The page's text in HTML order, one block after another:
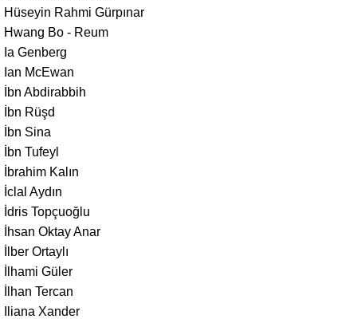
Hüseyin Rahmi Gürpınar
Hwang Bo - Reum
Ia Genberg
Ian McEwan
İbn Abdirabbih
İbn Rüşd
İbn Sina
İbn Tufeyl
İbrahim Kalın
İclal Aydın
İdris Topçuoğlu
İhsan Oktay Anar
İlber Ortaylı
İlhami Güler
İlhan Tercan
Iliana Xander